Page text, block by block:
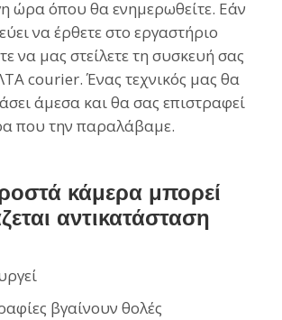
ώρα όπου θα ενημερωθείτε. Εάν
να έρθετε στο εργαστήριο
να μας στείλετε τη συσκευή σας
courier. Ένας τεχνικός μας θα
άμεσα και θα σας επιστραφεί
που την παραλάβαμε.
κάμερα μπορεί
αντικατάσταση
βγαίνουν θολές